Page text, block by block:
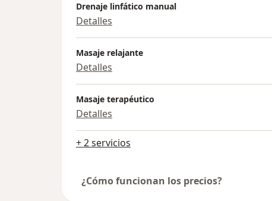
Drenaje linfático manual
Detalles
Masaje relajante
Detalles
Masaje terapéutico
Detalles
+ 2 servicios
¿Cómo funcionan los precios?